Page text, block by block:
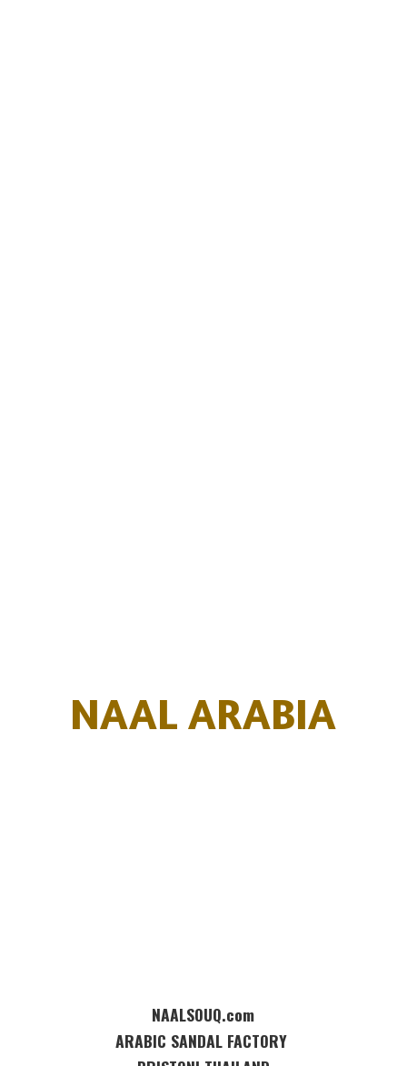
NAAL ARABIA
NAALSOUQ.com
ARABIC SANDAL FACTORY